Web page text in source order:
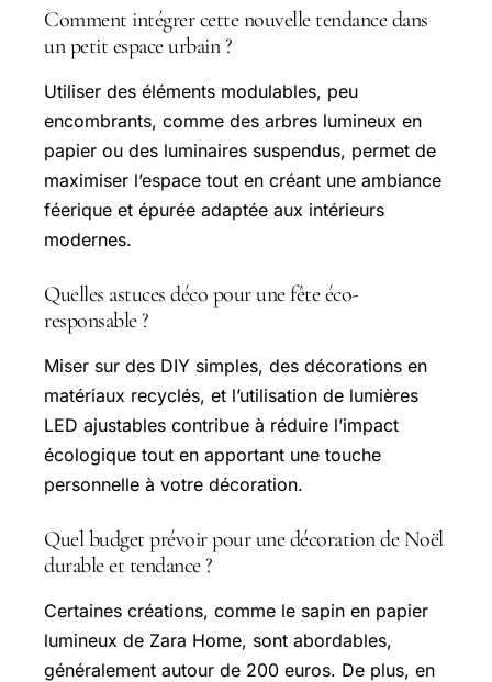
Comment intégrer cette nouvelle tendance dans
un petit espace urbain ?
Utiliser des éléments modulables, peu
encombrants, comme des arbres lumineux en
papier ou des luminaires suspendus, permet de
maximiser l’espace tout en créant une ambiance
féerique et épurée adaptée aux intérieurs
modernes.
Quelles astuces déco pour une fête éco-
responsable ?
Miser sur des DIY simples, des décorations en
matériaux recyclés, et l’utilisation de lumières
LED ajustables contribue à réduire l’impact
écologique tout en apportant une touche
personnelle à votre décoration.
Quel budget prévoir pour une décoration de Noël
durable et tendance ?
Certaines créations, comme le sapin en papier
lumineux de Zara Home, sont abordables,
généralement autour de 200 euros. De plus, en